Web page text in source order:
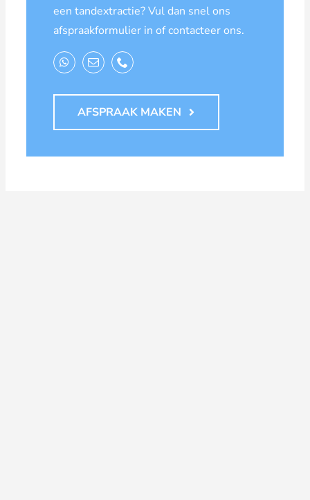
een tandextractie? Vul dan snel ons
afspraakformulier in of contacteer ons.
AFSPRAAK MAKEN